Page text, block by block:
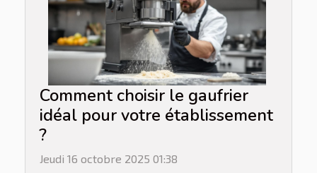
Comment choisir le gaufrier
idéal pour votre établissement
?
Jeudi 16 octobre 2025 01:38